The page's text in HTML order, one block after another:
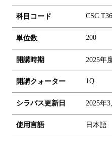
科目コード
単位数 200
開講時期 2025年
開講クォーター 1Q
シラバス更新日 2025年
使用言語 日本語